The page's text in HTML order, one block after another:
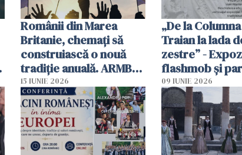
Românii din Marea
Britanie, chemați să
construiască o nouă
tradiție anuală. ARMB
propune „Ziua
Românilor din Marea
Britanie”
15 IUNIE 2026
„De la
Traian la lada
zestre” -
flashmob și
costume
românești în
Romei
09 IUNIE 2026